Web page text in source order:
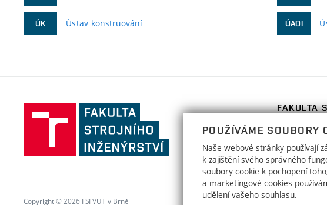
ÚK Ústav konstruování ÚADI
Fakulta
inženýrství,
Vysoké
technické
FAKULTA
Technická
616 69 Brno
Copyright © 2026 FSI VUT v Brně
POUŽÍVÁME SOUBORY
Naše webové stránky používají
k zajištění svého správného
soubory cookie k pochopení
a marketingové cookies
udělení vašeho souhlasu.